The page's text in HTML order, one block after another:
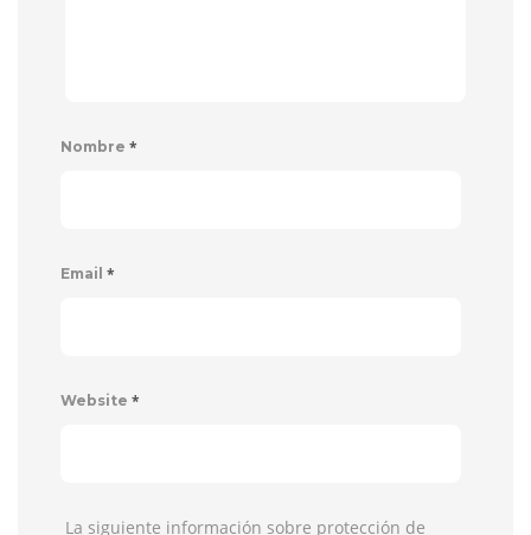
Nombre *
Email *
Website *
La siguiente información sobre protección de